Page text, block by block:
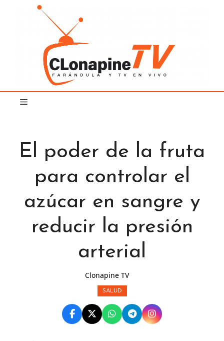
El poder de la fruta
para controlar el
azúcar en sangre y
reducir la presión
arterial
Clonapine TV
SALUD